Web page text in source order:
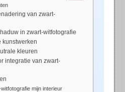
van zwart-
in zwart-witfotografie
kunstwerken
kleuren
integratie van zwart-
mijn interieur